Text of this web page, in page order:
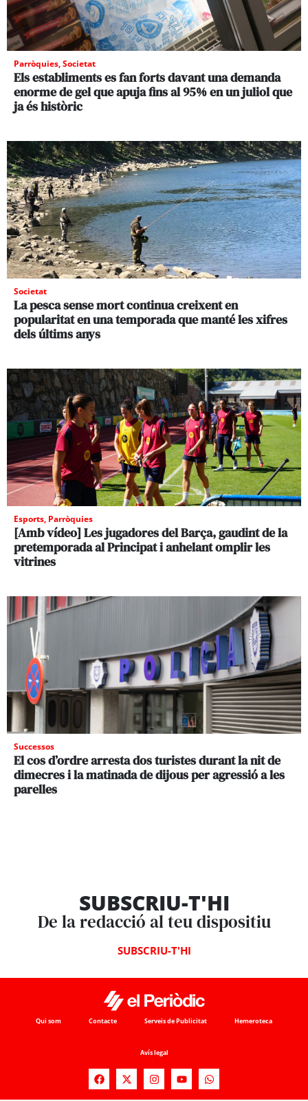
Parròquies,Societat
Els establiments es fan forts davant una demanda
enorme de gel que apuja fins al 95% en un juliol que
ja és històric
Societat
La pesca sense mort continua creixent en
popularitat en una temporada que manté les xifres
dels últims anys
Esports, Parròquies
[Amb vídeo] Les jugadores del Barça, gaudint de la
pretemporada al Principat i anhelant omplir les
vitrines
Successos
El cos d’ordre arresta dos turistes durant la nit de
dimecres i la matinada de dijous per agressió a les
parelles
SUBSCRIU-T'HI
De la redacció al teu dispositiu
SUBSCRIU-T'HI
Qui som Contacte Serveis de Publicitat Hemeroteca
Avís legal